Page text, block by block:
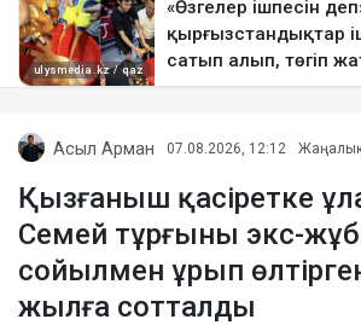
Асыл Арман 07.08.2026, 12:12
Қызғаныш қасіретке
Семей тұрғыны экс-
сойылмен ұрып
жылға сотталды